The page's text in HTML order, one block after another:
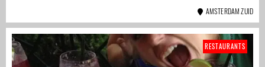
AMSTERDAM ZUID
RESTAURANTS